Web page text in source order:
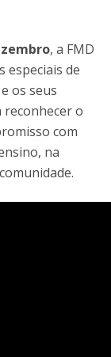
, a FMD
especiais de
os seus
o
com
na